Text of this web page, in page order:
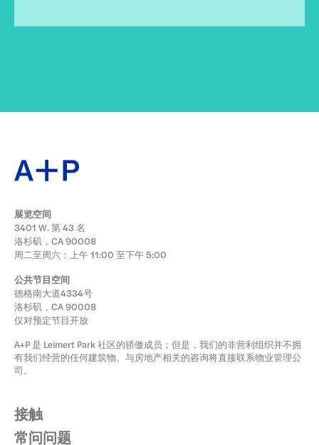
展览空间
3401 W. 第 43 名
洛杉矶，CA 90008
周二至周六：上午 11:00 至下午 5:00
公共节目空间
德格南大道4334号
洛杉矶，CA 90008
仅对预定节目开放
A+P 是 Leimert Park 社区的骄傲成员；但是，我们的非营利组织并不拥
有我们经营的任何建筑物。与房地产相关的咨询将直接联系物业管理公
司。
接触
常问问题